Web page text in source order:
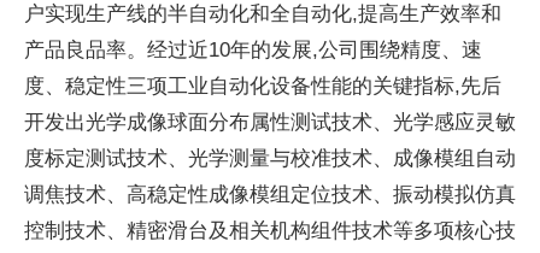
户实现生产线的半自动化和全自动化,提高生产效率和
产品良品率。经过近10年的发展,公司围绕精度、速
度、稳定性三项工业自动化设备性能的关键指标,先后
开发出光学成像球面分布属性测试技术、光学感应灵敏
度标定测试技术、光学测量与校准技术、成像模组自动
调焦技术、高稳定性成像模组定位技术、振动模拟仿真
控制技术、精密滑台及相关机构组件技术等多项核心技